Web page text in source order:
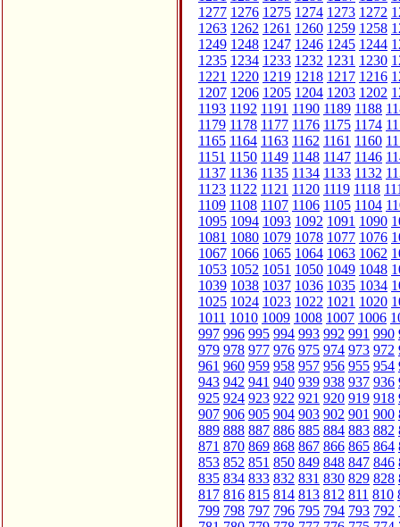
1277 1276 1275 1274 1273 1272
1263 1262 1261 1260 1259 1258
1249 1248 1247 1246 1245 1244
1235 1234 1233 1232 1231 1230
1221 1220 1219 1218 1217 1216
1207 1206 1205 1204 1203 1202
1193 1192 1191 1190 1189 1188
1179 1178 1177 1176 1175 1174
1165 1164 1163 1162 1161 1160
1151 1150 1149 1148 1147 1146
1137 1136 1135 1134 1133 1132
1123 1122 1121 1120 1119 1118
1109 1108 1107 1106 1105 1104
1095 1094 1093 1092 1091 1090
1081 1080 1079 1078 1077 1076
1067 1066 1065 1064 1063 1062
1053 1052 1051 1050 1049 1048
1039 1038 1037 1036 1035 1034
1025 1024 1023 1022 1021 1020
1011 1010 1009 1008 1007 1006
997 996 995 994 993 992 991 990
979 978 977 976 975 974 973 972
961 960 959 958 957 956 955 954
943 942 941 940 939 938 937 936
925 924 923 922 921 920 919 918
907 906 905 904 903 902 901 900
889 888 887 886 885 884 883 882
871 870 869 868 867 866 865 864
853 852 851 850 849 848 847 846
835 834 833 832 831 830 829 828
817 816 815 814 813 812 811 810
799 798 797 796 795 794 793 792